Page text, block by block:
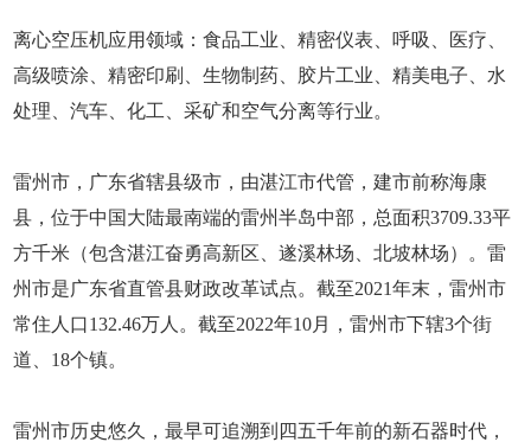
离心空压机应用领域：食品工业、精密仪表、呼吸、医疗、
高级喷涂、精密印刷、生物制药、胶片工业、精美电子、水
处理、汽车、化工、采矿和空气分离等行业。
雷州市，广东省辖县级市，由湛江市代管，建市前称海康
县，位于中国大陆最南端的雷州半岛中部，总面积3709.33平
方千米（包含湛江奋勇高新区、遂溪林场、北坡林场）。雷
州市是广东省直管县财政改革试点。截至2021年末，雷州市
常住人口132.46万人。截至2022年10月，雷州市下辖3个街
道、18个镇。
雷州市历史悠久，最早可追溯到四五千年前的新石器时代，